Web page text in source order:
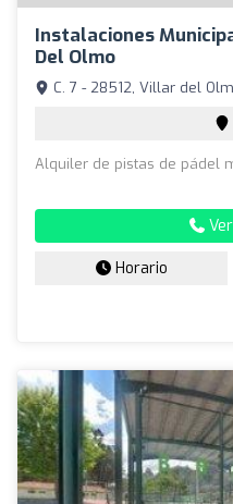
Instalaciones
Del Olmo
C. 7 - 28512, Villar del
Alquiler de pistas de pádel
Horario